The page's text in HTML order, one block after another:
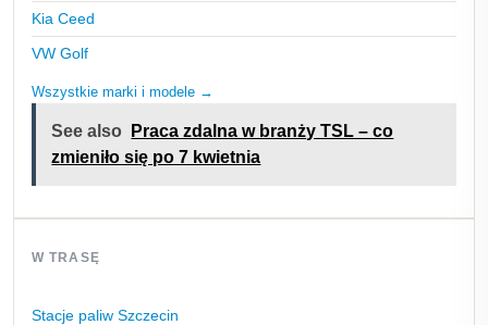
Kia Ceed
VW Golf
Wszystkie marki i modele →
See also
Praca zdalna w branży TSL – co
zmieniło się po 7 kwietnia
W TRASĘ
Stacje paliw Szczecin